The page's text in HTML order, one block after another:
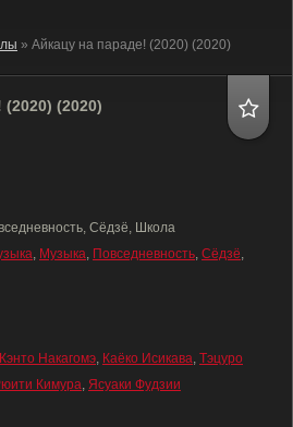
» Айкацу на параде! (2020) (2020)
(2020)
Сёдзё, Школа
, Музыка, Повседневность, Сёдзё,
Кэнто Накагомэ, Каёко Исикава, Тэцуро
Кимура, Ясуаки Фудзии